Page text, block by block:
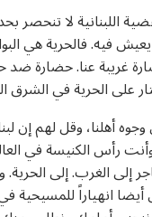
اللبنانية لا
فيه. فالحرية هي
غريبة عنا. حضارة ضد
على الحرية في الشرق
أهلنا، وقل لهم
رأس الكنيسة في
الغرب. إلى الحرية.
انهياراً للمسيحية